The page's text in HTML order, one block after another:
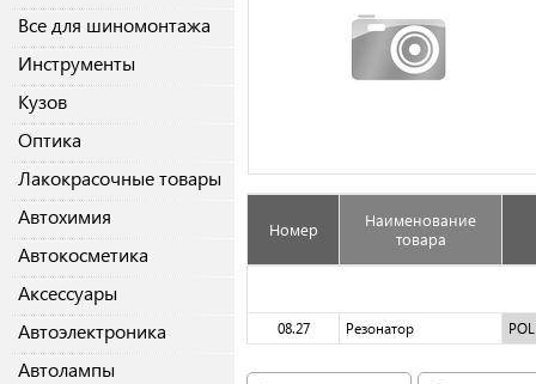
Все для шиномонтажа
Инструменты
Кузов
Оптика
Лакокрасочные товары
Автохимия
Автокосметика
Аксессуары
Автоэлектроника
Автолампы
Номер
Наименование
товара
08.27 Резонатор